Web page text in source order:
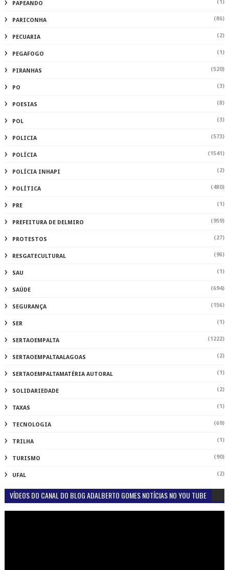
PAPEANDO (1)
PARICONHA (86)
PECUARIA (2)
PEGAFOGO (1)
PIRANHAS (520)
PO (3)
POESIAS (8)
POL (3)
POLICIA (573)
POLÍCIA (1541)
POLÍCIA INHAPI (2)
POLÍTICA (480)
PRE (1)
PREFEITURA DE DELMIRO (959)
PROTESTOS (27)
RESGATECULTURAL (96)
SAU (1)
SAÚDE (694)
SEGURANÇA (156)
SER (1)
SERTAOEMPALTA (1222)
SERTAOEMPALTAALAGOAS (2)
SERTAOEMPALTAMATÉRIA AUTORAL (1)
SOLIDARIEDADE (2)
TAXAS (1)
TECNOLOGIA (69)
TRILHA (1)
TURISMO (90)
UFAL (2)
VÍDEOS DO CANAL DO BLOG ADALBERTO GOMES NOTÍCIAS NO YOU TUBE